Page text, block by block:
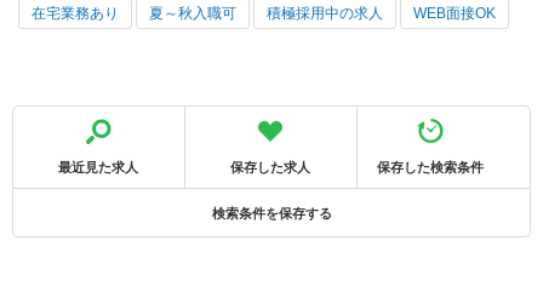
在宅業務あり 夏～秋入職可 積極採用中の求人 WEB面接OK
最近見た求人 保存した求人 保存した検索条件
検索条件を保存する